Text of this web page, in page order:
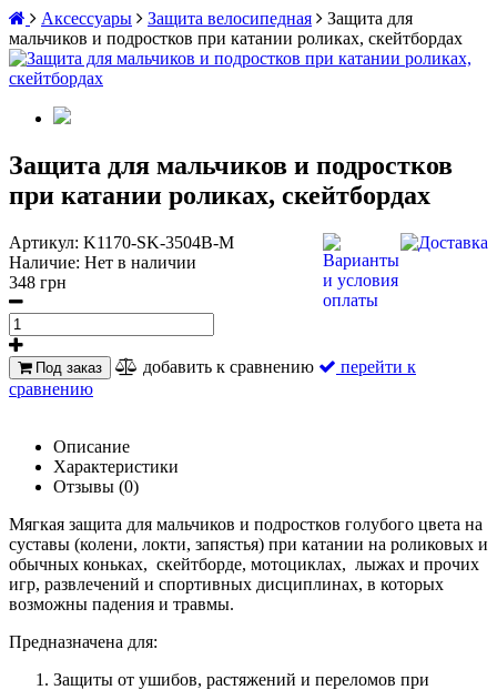
Аксессуары
Защита велосипедная
Защита для
мальчиков и подростков при катании роликах, скейтбордах
Защита для мальчиков и подростков
при катании роликах, скейтбордах
Артикул: K1170-SK-3504B-M
Наличие: Нет в наличии
348 грн
Под заказ добавить к сравнению
перейти к
сравнению
Описание
Характеристики
Отзывы (0)
Мягкая защита для мальчиков и подростков голубого цвета на
суставы (колени, локти, запястья) при катании на роликовых и
обычных коньках, скейтборде, мотоциклах, лыжах и прочих
игр, развлечений и спортивных дисциплинах, в которых
возможны падения и травмы.
Предназначена для:
Защиты от ушибов, растяжений и переломов при